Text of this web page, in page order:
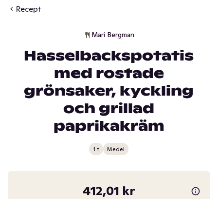
Recept
Mari Bergman
Hasselbackspotatis
med rostade
grönsaker, kyckling
och grillad
paprikakräm
1 t Medel
412,01 kr